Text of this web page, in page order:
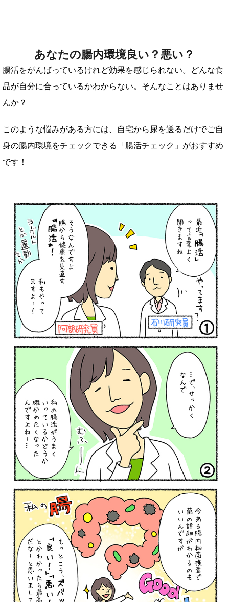
あなたの腸内環境良い？悪い？
腸活をがんばっているけれど効果を感じられない。どんな食
品が自分に合っているかわからない。そんなことはありませ
んか？
このような悩みがある方には、自宅から尿を送るだけでご自
身の腸内環境をチェックできる「腸活チェック」がおすすめ
です！